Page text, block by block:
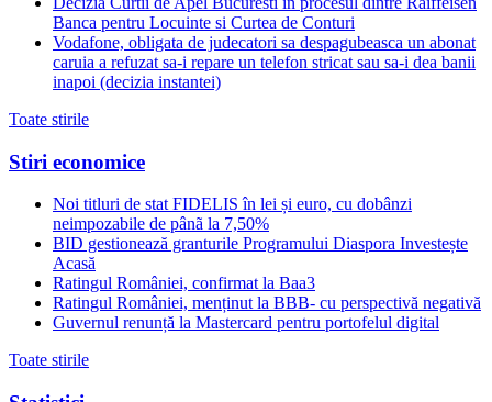
Banca pentru Locuinte si Curtea de Conturi
Vodafone, obligata de judecatori sa despagubeasca un abonat
caruia a refuzat sa-i repare un telefon stricat sau sa-i dea banii
inapoi (decizia instantei)
Toate stirile
Stiri economice
Noi titluri de stat FIDELIS în lei și euro, cu dobânzi
neimpozabile de pânã la 7,50%
BID gestionează granturile Programului Diaspora Investește
Acasă
Ratingul României, confirmat la Baa3
Ratingul României, menținut la BBB- cu perspectivă negativă
Guvernul renunță la Mastercard pentru portofelul digital
Toate stirile